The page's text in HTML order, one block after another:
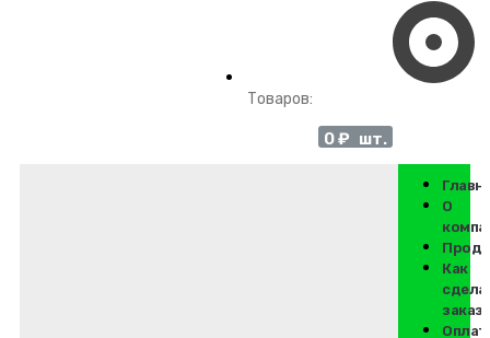
Товаров:
0₽
О
Как
заказ